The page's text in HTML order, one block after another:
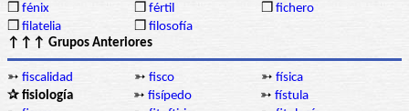
❒ fénix ❒ fértil ❒ fichero
❒ filatelia ❒ filosofía
↑↑↑ Grupos Anteriores
➳ fiscalidad ➳ fisco ➳ física
✰ fisiología
➳ fisípedo ➳ fístula